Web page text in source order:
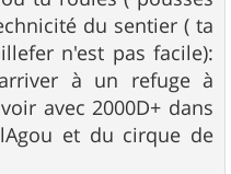
du sentier ( ta
n'est pas facile):
à un refuge à
avec 2000D+ dans
et du cirque de